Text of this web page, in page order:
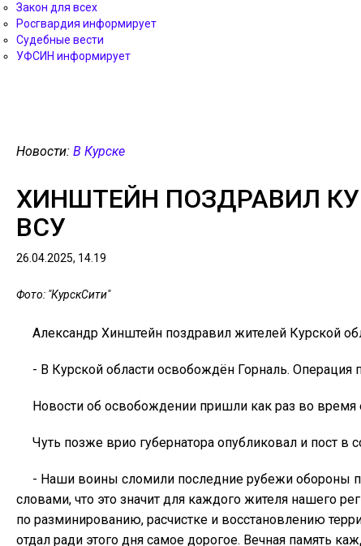
Закон для всех
Росгвардия информирует
Судебные вести
УФСИН информирует
Новости: В Курске
ХИНШТЕЙН ПОЗДРАВИЛ
ВСУ
26.04.2025, 14.19
Фото: "КурскСити"
Александр Хинштейн поздравил жителей Курской
- В Курской области освобождён Горналь.
Новости об освобождении пришли как раз во время
Чуть позже врио губернатора опубликовал и пост в
- Наши воины сломили последние рубежи обороны
словами, что это значит для каждого жителя нашего
по разминированию, расчистке и восстановлению
отдал ради этого дня самое дорогое. Вечная память